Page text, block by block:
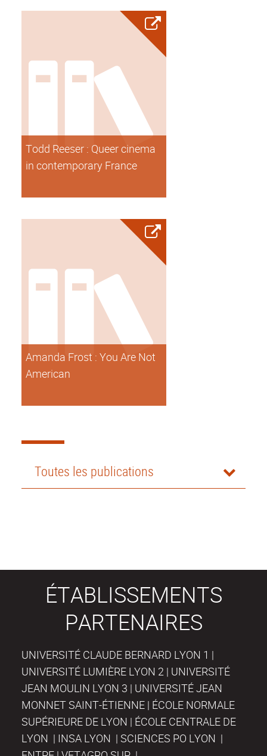
Todd Reeser : Queer cinema
in contemporary France
Amanda Frost : You Are Not
American
Toutes les publications
ÉTABLISSEMENTS
PARTENAIRES
UNIVERSITÉ CLAUDE BERNARD LYON 1 |
UNIVERSITÉ LUMIÈRE LYON 2 | UNIVERSITÉ
JEAN MOULIN LYON 3 | UNIVERSITÉ JEAN
MONNET SAINT-ÉTIENNE | ÉCOLE NORMALE
SUPÉRIEURE DE LYON | ÉCOLE CENTRALE DE
LYON | INSA LYON | SCIENCES PO LYON |